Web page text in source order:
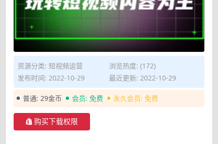
资源分类: 短视频运营
浏览热度: (172)
发布时间: 2022-10-29
最近更新: 2022-10-29
普通: 29金币 会员: 免费 永久会员: 免费
购买下载权限